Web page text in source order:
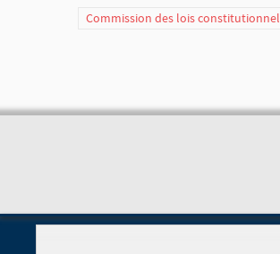
Commission des lois